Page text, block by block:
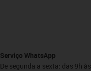
Serviço WhatsApp
De segunda a sexta: das 9h às